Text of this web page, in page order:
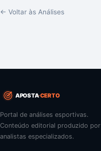
← Voltar às Análises
APOSTACERTO
Portal de análises esportivas.
Conteúdo editorial produzido por
analistas especializados.